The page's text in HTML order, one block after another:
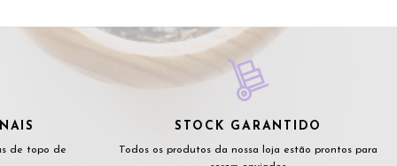
de topo de
STOCK GARANTIDO
Todos os produtos da nossa loja estão prontos para